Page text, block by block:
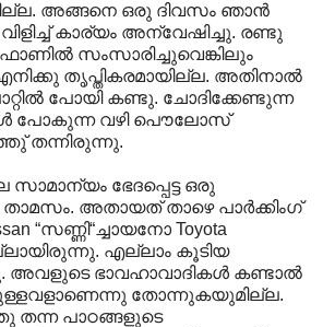
അങ്ങനെ ഒരു ദിവസം ഞാന്‍
കാര്യം അന്വേഷിച്ചു. രണ്ടു
സംസാരിച്ചുവെങ്കിലും
തൃപ്തികരമായില്ല. അതിനാല്‍
പോയി കണ്ടു. ചോദിക്കേണ്ടുന്ന
പോകുന്ന വഴി പൌലോസ്
തന്നിരുന്നു.
ഭേദപ്പെട്ട ഒരു
അതായത് താഴെ പാര്‍ക്കിംഗ്
“സണ്ണി“ച്ചായനോ Toyota
എല്ലാം കൂടിയ
അവളുടെ ഭാവഹാവാദികള്‍ കണ്ടാല്‍
തോന്നുകയുമില്ല.
പാഠങ്ങളുടെ